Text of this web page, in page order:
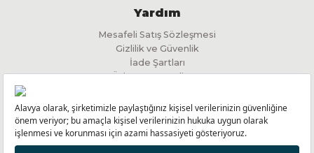
Yardım
Mesafeli Satış Sözleşmesi
Gizlilik ve Güvenlik
İade Şartları
Ödeme ve Teslimat
KVKK Aydınlatma Metni
Yeniliklerimizden Haberdar Olmak için